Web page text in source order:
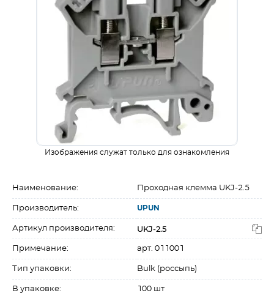
Изображения служат только для ознакомления
Наименование: Проходная клемма UKJ-2.5
Производитель: UPUN
Артикул производителя: UKJ-2.5
Примечание: арт. 011001
Тип упаковки: Bulk (россыпь)
В упаковке: 100 шт